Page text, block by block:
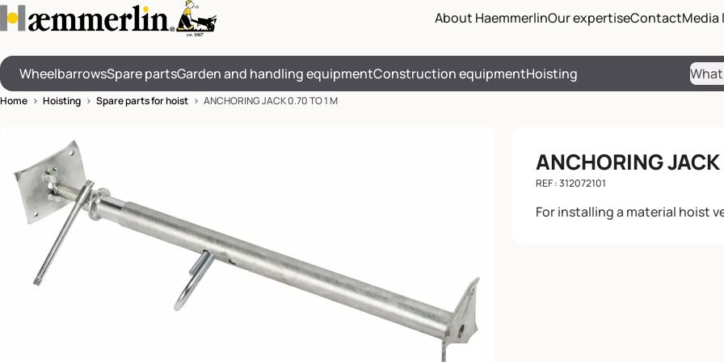
Passer les menus de
About HaemmerlinOur expertiseContactMedia
WheelbarrowsSpare partsGarden and handling equipmentConstruction equipmentHoisting
Home > Hoisting > Spare parts for hoist > ANCHORING JACK 0.70 TO 1 M
ANCHORING
REF : 312072101
For installing a material hoist
Passer le pied de page et